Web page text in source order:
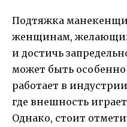
Подтяжка
женщинам,
и достичь
может быть особенно
работает в
где внешность
Однако, стоит